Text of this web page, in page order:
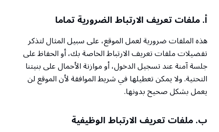
أ. ملفات تعريف الارتباط الضرورية تماما
هذه الملفات ضرورية لعمل الموقع، على سبيل المثال لتذكر
تفضيلات ملفات تعريف الارتباط الخاصة بك، أو الحفاظ على
جلسة آمنة عند تسجيل الدخول، أو موازنة الأحمال على بنيتنا
التحتية. ولا يمكن تعطيلها في شريط الموافقة لأن الموقع لن
يعمل بشكل صحيح بدونها.
ب. ملفات تعريف الارتباط الوظيفية